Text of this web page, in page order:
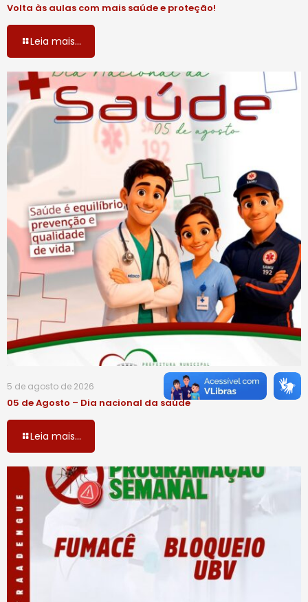
Volta às aulas com mais saúde e proteção!
Leia mais...
5 de agosto de 2026
05 de Agosto – Dia nacional da saúde
Leia mais...